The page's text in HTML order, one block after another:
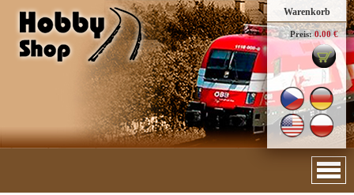
Warenkorb
Preis: 0.00 €